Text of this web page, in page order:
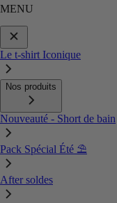
MENU
Le t-shirt Iconique
Nos produits
Nouveauté - Short de bain
Pack Spécial Été ⛱️
After soldes